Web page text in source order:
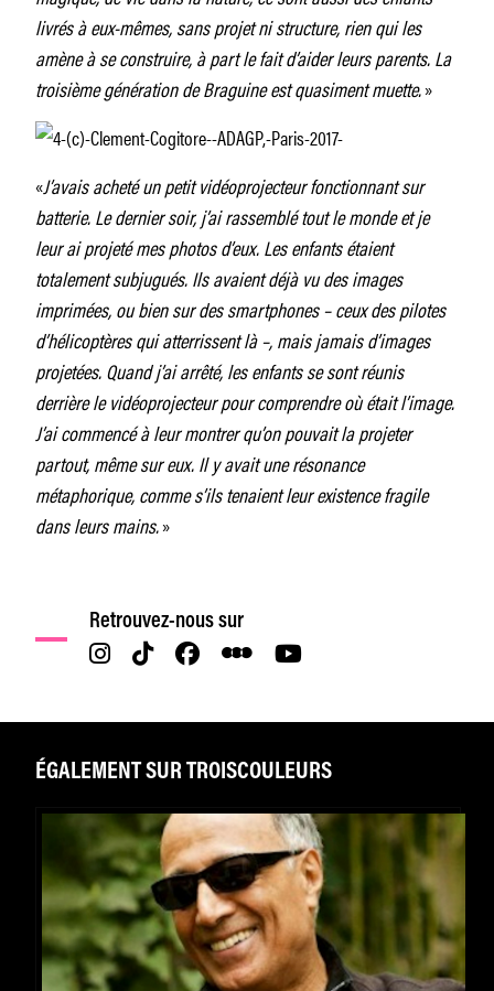
livrés à eux-mêmes, sans projet ni structure, rien qui les
amène à se construire, à part le fait d’aider leurs parents. La
troisième génération de Braguine est quasiment muette.»
«J’avais acheté un petit vidéoprojecteur fonctionnant sur
batterie. Le dernier soir, j’ai rassemblé tout le monde et je
leur ai projeté mes photos d’eux. Les enfants étaient
totalement subjugués. Ils avaient déjà vu des images
imprimées, ou bien sur des smartphones – ceux des pilotes
d’hélicoptères qui atterrissent là –, mais jamais d’images
projetées. Quand j’ai arrêté, les enfants se sont réunis
derrière le vidéoprojecteur pour comprendre où était l’image.
J’ai commencé à leur montrer qu’on pouvait la projeter
partout, même sur eux. Il y avait une résonance
métaphorique, comme s’ils tenaient leur existence fragile
dans leurs mains.»
Retrouvez-nous sur
ÉGALEMENT SUR TROISCOULEURS